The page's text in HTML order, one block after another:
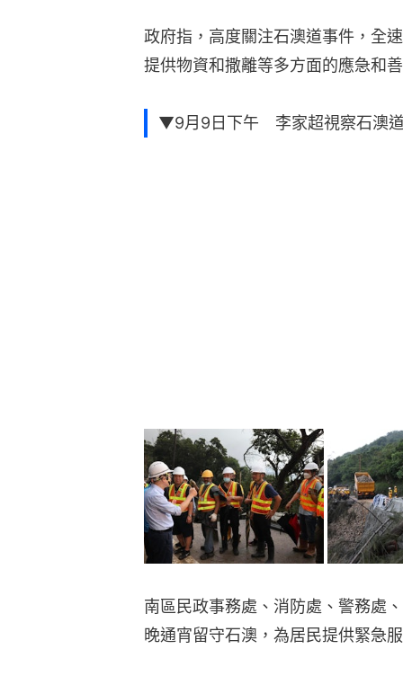
政府指，高度關注石澳道事件，全
提供物資和撒離等多方面的應急和
▼9月9日下午 李家超視察石澳
南區民政事務處、消防處、警務處
晚通宵留守石澳，為居民提供緊急